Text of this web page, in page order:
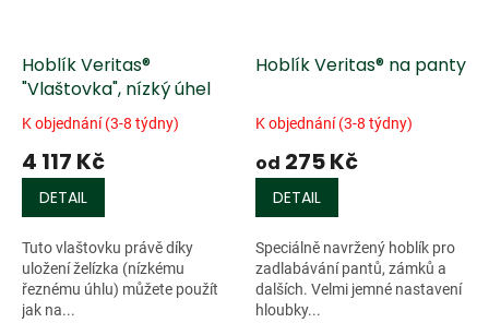
Hoblík Veritas®
"Vlaštovka", nízký úhel
K objednání (3-8 týdny)
4 117 Kč
DETAIL
Tuto vlaštovku právě díky
uložení želízka (nízkému
řeznému úhlu) můžete použít
jak na...
Hoblík Veritas® na panty
K objednání (3-8 týdny)
od 275 Kč
DETAIL
Speciálně navržený hoblík pro
zadlabávání pantů, zámků a
dalších. Velmi jemné nastavení
hloubky...